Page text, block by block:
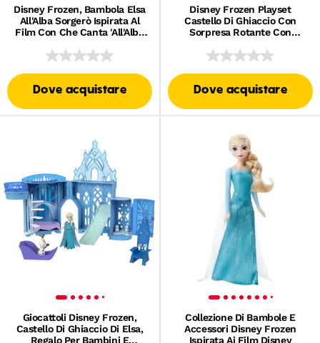
Disney Frozen, Bambola Elsa
All'Alba Sorgerò Ispirata Al
Film Con Che Canta 'All'Alba
Dove acquistare
Disney Frozen Playset
Castello Di Ghiaccio Con
Sorpresa Rotante Con
Possono Variare)
Dove acquistare
Giocattoli Disney Frozen,
Castello Di Ghiaccio Di Elsa,
Regalo Per Bambini E
Collezione Di Bambole E
Accessori Disney Frozen
Ispirata Ai Film Disney